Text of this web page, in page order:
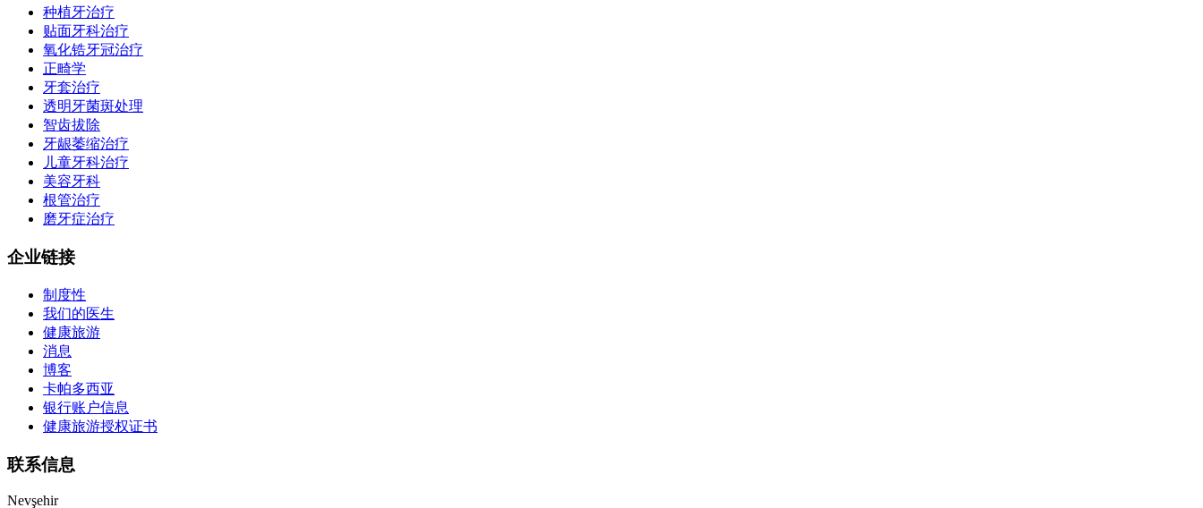
种植牙治疗
贴面牙科治疗
氧化锆牙冠治疗
正畸学
牙套治疗
透明牙菌斑处理
智齿拔除
牙龈萎缩治疗
儿童牙科治疗
美容牙科
根管治疗
磨牙症治疗
企业链接
制度性
我们的医生
健康旅游
消息
博客
卡帕多西亚
银行账户信息
健康旅游授权证书
联系信息
Nevşehir